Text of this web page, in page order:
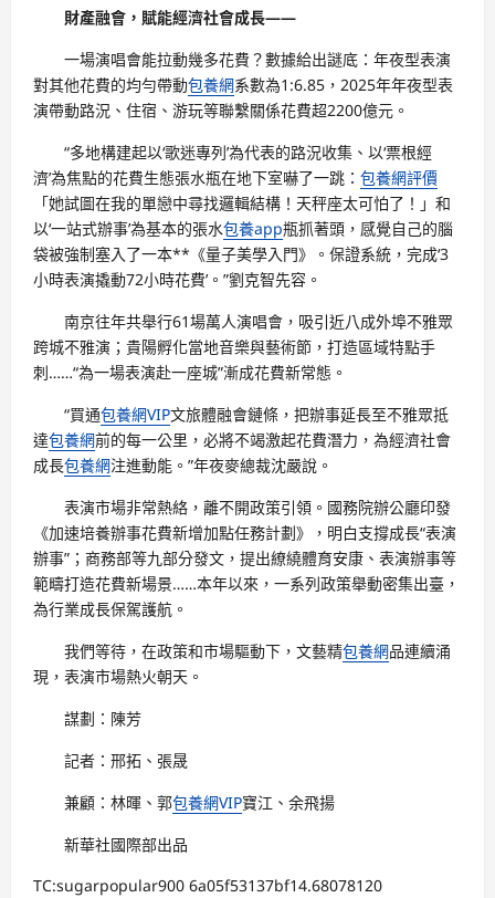
財產融會，賦能經濟社會成長——
一場演唱會能拉動幾多花費？數據給出謎底：年夜型表演
對其他花費的均勻帶動包養網系數為1:6.85，2025年年夜型表
演帶動路況、住宿、游玩等聯繫關係花費超2200億元。
“多地構建起以‘歌迷專列’為代表的路況收集、以‘票根經
濟’為焦點的花費生態張水瓶在地下室嚇了一跳： 包養網評價
「她試圖在我的單戀中尋找邏輯結構！天秤座太可怕了！」和
以‘一站式辦事’為基本的張水包養app瓶抓著頭，感覺自己的腦
袋被強制塞入了一本**《量子美學入門》。保證系統，完成‘3
小時表演撬動72小時花費’。”劉克智先容。
南京往年共舉行61場萬人演唱會，吸引近八成外埠不雅眾
跨城不雅演；貴陽孵化當地音樂與藝術節，打造區域特點手
刺……“為一場表演赴一座城”漸成花費新常態。
“買通包養網VIP文旅體融會鏈條，把辦事延長至不雅眾抵
達包養網前的每一公里，必將不竭激起花費潛力，為經濟社會
成長包養網注進動能。”年夜麥總裁沈嚴說。
表演市場非常熱絡，離不開政策引領。國務院辦公廳印發
《加速培養辦事花費新增加點任務計劃》，明白支撐成長“表演
辦事”；商務部等九部分發文，提出繚繞體育安康、表演辦事等
範疇打造花費新場景……本年以來，一系列政策舉動密集出臺，
為行業成長保駕護航。
我們等待，在政策和市場驅動下，文藝精包養網品連續涌
現，表演市場熱火朝天。
謀劃：陳芳
記者：邢拓、張晟
兼顧：林暉、郭包養網VIP寶江、余飛揚
新華社國際部出品
TC:sugarpopular900 6a05f53137bf14.68078120